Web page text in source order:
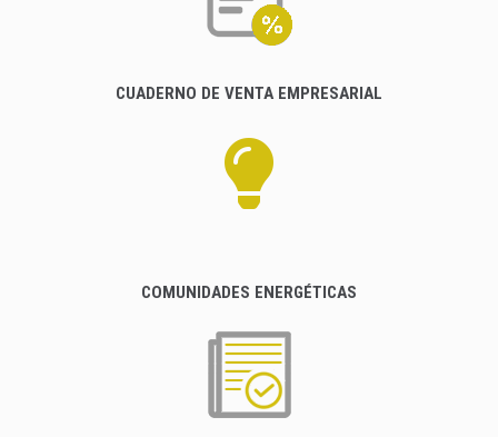
CUADERNO DE VENTA EMPRESARIAL
COMUNIDADES ENERGÉTICAS